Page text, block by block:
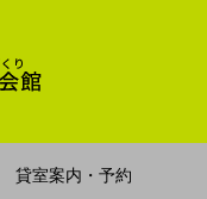
貸室案内・予約